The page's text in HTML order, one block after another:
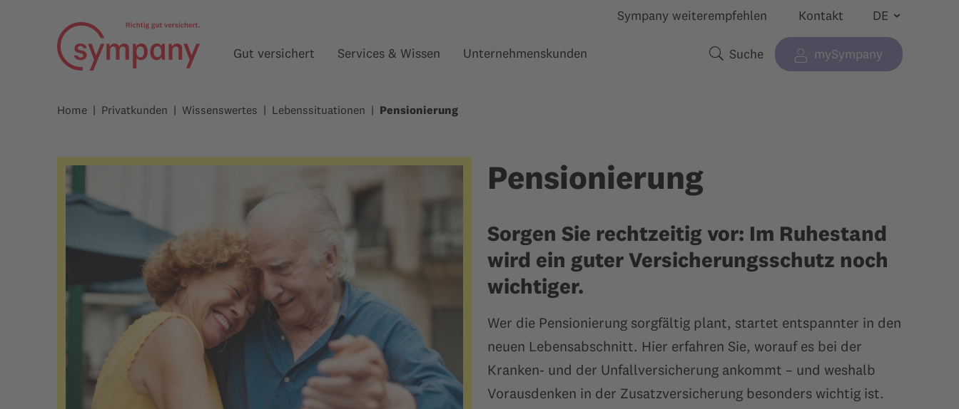
Sympany weiterempfehlen Kontakt
Gut versichert Untermenü anzeigen für “”
Services & Wissen Untermenü anzeigen für “”
Unternehmenskunden Untermenü anzeigen für “”
Suchbegriffe
Suche mySympany
Home Privatkunden Wissenswertes Lebenssituationen Pensionierung
Pensionierung
Sorgen Sie rechtzeitig vor: Im Ruhestand
wird ein guter Versicherungsschutz noch
wichtiger.
Wer die Pensionierung sorgfältig plant, startet entspannter in den
neuen Lebensabschnitt. Hier erfahren Sie, worauf es bei der
Kranken- und der Unfallversicherung ankommt – und weshalb
Vorausdenken in der Zusatzversicherung besonders wichtig ist.